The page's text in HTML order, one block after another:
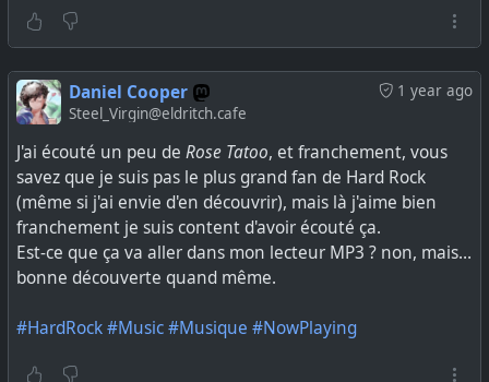
1 year ago
Daniel Cooper
Steel_Virgin@eldritch.cafe
J'ai écouté un peu de Rose Tatoo, et franchement, vous
savez que je suis pas le plus grand fan de Hard Rock
(même si j'ai envie d'en découvrir), mais là j'aime bien
franchement je suis content d'avoir écouté ça.
Est-ce que ça va aller dans mon lecteur MP3 ? non, mais…
bonne découverte quand même.
#HardRock#Music#Musique #NowPlaying